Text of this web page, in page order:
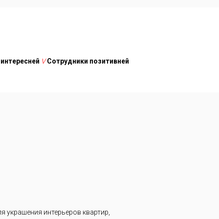
V Сотрудники позитивней
интерьеров квартир,